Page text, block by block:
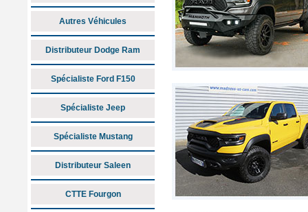
Autres Véhicules
Distributeur Dodge Ram
Spécialiste Ford F150
Spécialiste Jeep
Spécialiste Mustang
Distributeur Saleen
CTTE Fourgon